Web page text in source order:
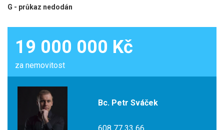
G - průkaz nedodán
19 000 000 Kč
za nemovitost
Bc. Petr Sváček